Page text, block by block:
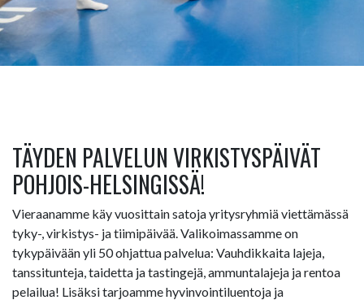
TÄYDEN PALVELUN VIRKISTYSPÄIVÄT
POHJOIS-HELSINGISSÄ!
Vieraanamme käy vuosittain satoja yritysryhmiä viettämässä
tyky-, virkistys- ja tiimipäivää. Valikoimassamme on
tykypäivään yli 50 ohjattua palvelua: Vauhdikkaita lajeja,
tanssitunteja, taidetta ja tastingejä, ammuntalajeja ja rentoa
pelailua! Lisäksi tarjoamme hyvinvointiluentoja ja